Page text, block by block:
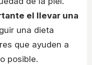
el llevar una
una dieta
que ayuden a
posible.